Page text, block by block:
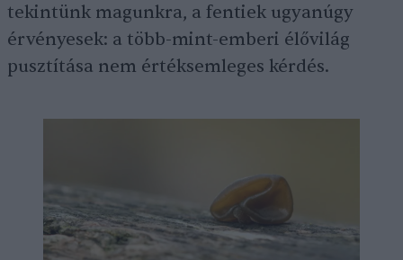
tekintünk magunkra, a fentiek ugyanúgy
érvényesek: a több-mint-emberi élővilág
pusztítása nem értéksemleges kérdés.